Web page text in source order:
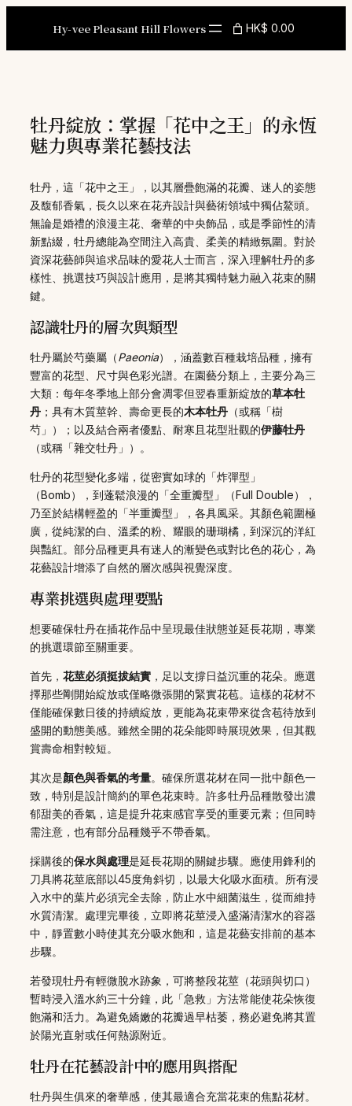
Hy-vee Pleasant Hill Flowers HK$ 0.00
牡丹綻放：掌握「花中之王」的永恆
魅力與專業花藝技法
牡丹，這「花中之王」，以其層疊飽滿的花瓣、迷人的姿態
及馥郁香氣，長久以來在花卉設計與藝術領域中獨佔鰲頭。
無論是婚禮的浪漫主花、奢華的中央飾品，或是季節性的清
新點綴，牡丹總能為空間注入高貴、柔美的精緻氛圍。對於
資深花藝師與追求品味的愛花人士而言，深入理解牡丹的多
樣性、挑選技巧與設計應用，是將其獨特魅力融入花束的關
鍵。
認識牡丹的層次與類型
牡丹屬於芍藥屬（Paeonia），涵蓋數百種栽培品種，擁有
豐富的花型、尺寸與色彩光譜。在園藝分類上，主要分為三
大類：每年冬季地上部分會凋零但翌春重新綻放的草本牡
丹 ；具有木質莖幹、壽命更長的木本牡丹 （或稱「樹
芍」）；以及結合兩者優點、耐寒且花型壯觀的伊藤牡丹
（或稱「雜交牡丹」）。
牡丹的花型變化多端，從密實如球的「炸彈型」
（Bomb），到蓬鬆浪漫的「全重瓣型」（Full Double），
乃至於結構輕盈的「半重瓣型」，各具風采。其顏色範圍極
廣，從純潔的白、溫柔的粉、耀眼的珊瑚橘，到深沉的洋紅
與豔紅。部分品種更具有迷人的漸變色或對比色的花心，為
花藝設計增添了自然的層次感與視覺深度。
專業挑選與處理要點
想要確保牡丹在插花作品中呈現最佳狀態並延長花期，專業
的挑選環節至關重要。
首先， 花莖必須挺拔結實 ，足以支撐日益沉重的花朵。應選
擇那些剛開始綻放或僅略微張開的緊實花苞。這樣的花材不
僅能確保數日後的持續綻放，更能為花束帶來從含苞待放到
盛開的動態美感。雖然全開的花朵能即時展現效果，但其觀
賞壽命相對較短。
其次是顏色與香氣的考量。確保所選花材在同一批中顏色一
致，特別是設計簡約的單色花束時。許多牡丹品種散發出濃
郁甜美的香氣，這是提升花束感官享受的重要元素；但同時
需注意，也有部分品種幾乎不帶香氣。
採購後的保水與處理是延長花期的關鍵步驟。應使用鋒利的
刀具將花莖底部以45度角斜切，以最大化吸水面積。所有浸
入水中的葉片必須完全去除，防止水中細菌滋生，從而維持
水質清潔。處理完畢後，立即將花莖浸入盛滿清潔水的容器
中，靜置數小時使其充分吸水飽和，這是花藝安排前的基本
步驟。
若發現牡丹有輕微脫水跡象，可將整段花莖（花頭與切口）
暫時浸入溫水約三十分鐘，此「急救」方法常能使花朵恢復
飽滿和活力。為避免嬌嫩的花瓣過早枯萎，務必避免將其置
於陽光直射或任何熱源附近。
牡丹在花藝設計中的應用與搭配
牡丹與生俱來的奢華感，使其最適合充當花束的焦點花材。